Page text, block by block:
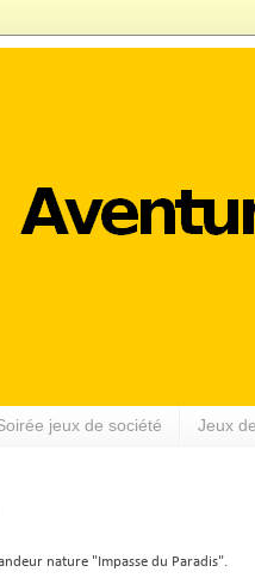
jeux de société Jeux
nature "Impasse du Paradis".